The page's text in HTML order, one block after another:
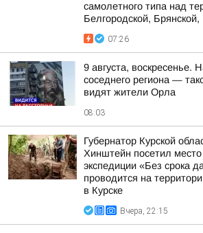
самолетного типа над
Белгородской,
07:26
9 августа, воскресенье.
соседнего региона —
видят жители Орла
08:03
Губернатор Курской
Хинштейн посетил место
экспедиции «Без срока
проводится на
в Курске
Вчера, 22:15